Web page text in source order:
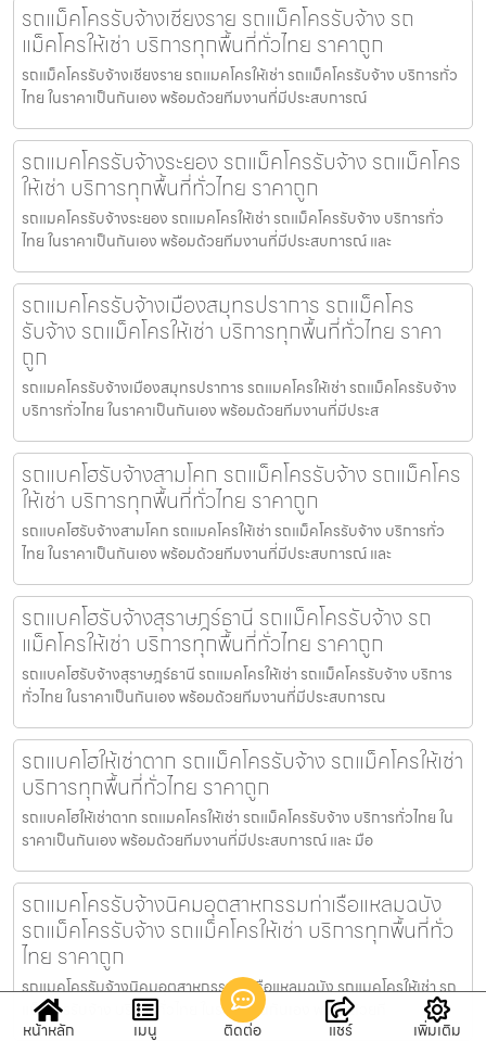
รถแม็คโครรับจ้างเชียงราย รถแม็คโครรับจ้าง รถ
แม็คโครให้เช่า บริการทุกพื้นที่ทั่วไทย ราคาถูก
รถแม็คโครรับจ้างเชียงราย รถแมคโครให้เช่า รถแม็คโครรับจ้าง บริการทั่ว
ไทย ในราคาเป็นกันเอง พร้อมด้วยทีมงานที่มีประสบการณ์
รถแมคโครรับจ้างระยอง รถแม็คโครรับจ้าง รถแม็คโคร
ให้เช่า บริการทุกพื้นที่ทั่วไทย ราคาถูก
รถแมคโครรับจ้างระยอง รถแมคโครให้เช่า รถแม็คโครรับจ้าง บริการทั่ว
ไทย ในราคาเป็นกันเอง พร้อมด้วยทีมงานที่มีประสบการณ์ และ
รถแมคโครรับจ้างเมืองสมุทรปราการ รถแม็คโคร
รับจ้าง รถแม็คโครให้เช่า บริการทุกพื้นที่ทั่วไทย ราคา
ถูก
รถแมคโครรับจ้างเมืองสมุทรปราการ รถแมคโครให้เช่า รถแม็คโครรับจ้าง
บริการทั่วไทย ในราคาเป็นกันเอง พร้อมด้วยทีมงานที่มีประส
รถแบคโฮรับจ้างสามโคก รถแม็คโครรับจ้าง รถแม็คโคร
ให้เช่า บริการทุกพื้นที่ทั่วไทย ราคาถูก
รถแบคโฮรับจ้างสามโคก รถแมคโครให้เช่า รถแม็คโครรับจ้าง บริการทั่ว
ไทย ในราคาเป็นกันเอง พร้อมด้วยทีมงานที่มีประสบการณ์ และ
รถแบคโฮรับจ้างสุราษฎร์ธานี รถแม็คโครรับจ้าง รถ
แม็คโครให้เช่า บริการทุกพื้นที่ทั่วไทย ราคาถูก
รถแบคโฮรับจ้างสุราษฎร์ธานี รถแมคโครให้เช่า รถแม็คโครรับจ้าง บริการ
ทั่วไทย ในราคาเป็นกันเอง พร้อมด้วยทีมงานที่มีประสบการณ
รถแบคโฮให้เช่าตาก รถแม็คโครรับจ้าง รถแม็คโครให้เช่า
บริการทุกพื้นที่ทั่วไทย ราคาถูก
รถแบคโฮให้เช่าตาก รถแมคโครให้เช่า รถแม็คโครรับจ้าง บริการทั่วไทย ใน
ราคาเป็นกันเอง พร้อมด้วยทีมงานที่มีประสบการณ์ และ มือ
รถแมคโครรับจ้างนิคมอุตสาหกรรมท่าเรือแหลมฉบัง
รถแม็คโครรับจ้าง รถแม็คโครให้เช่า บริการทุกพื้นที่ทั่ว
ไทย ราคาถูก
รถแมคโครรับจ้างนิคมอุตสาหกรรมท่าเรือแหลมฉบัง รถแมคโครให้เช่า รถ
แม็คโครรับจ้าง บริการทั่วไทย ในราคาเป็นกันเอง พร้อมด้วยที
หน้าหลัก
เมนู ติดต่อ แชร์ เพิ่มเติม